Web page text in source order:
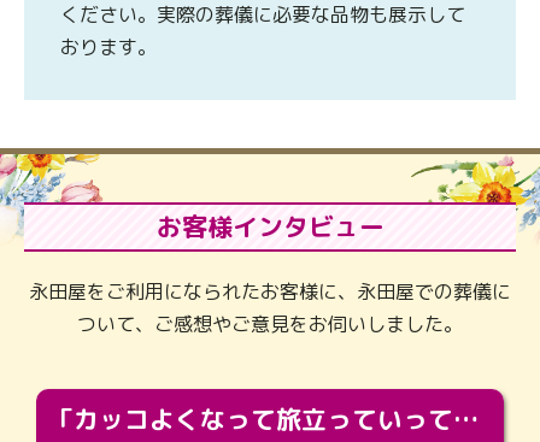
ください。実際の葬儀に必要な品物も展示して
おります。
お客様インタビュー
永田屋をご利用になられたお客様に、永田屋での葬儀に
ついて、ご感想やご意見をお伺いしました。
「カッコよくなって旅立っていってくれました（笑）もっとカッコいいって言ってあげればよかったな」